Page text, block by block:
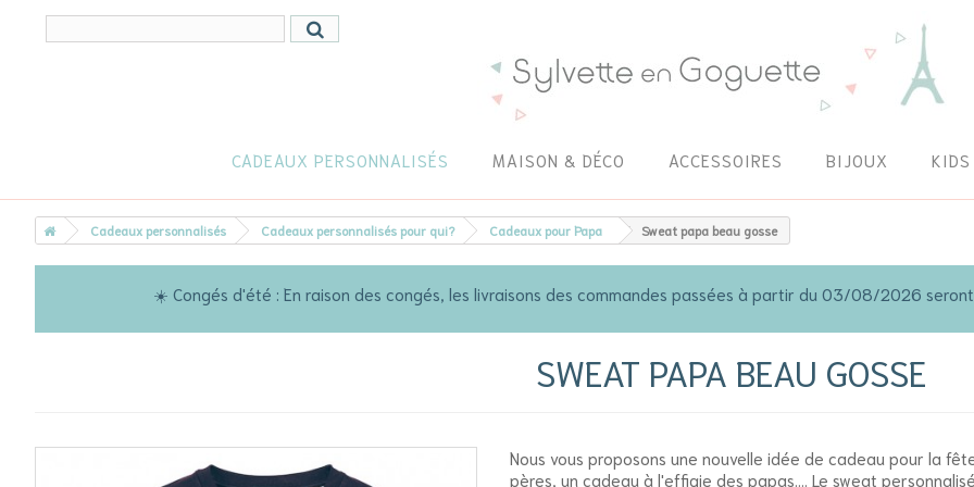
CADEAUX PERSONNALISÉS MAISON & DÉCO ACCESSOIRES BIJOUX
Cadeaux personnalisés Cadeaux personnalisés pour qui? Cadeaux pour Papa Sweat papa beau gosse
☀️ Congés d'été : En raison des congés, les livraisons des commandes passées à partir du 03/08/2026
SWEAT PAPA BEAU GOSSE
Nous vous proposons une nouvelle idée de cadeau pour la
pères, un cadeau à l'effigie des papas.... Le sweat personnalisé